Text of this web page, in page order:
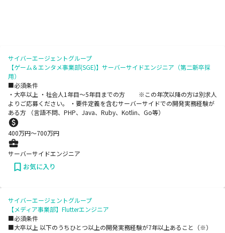
サイバーエージェントグループ
【ゲーム＆エンタメ事業部(SGE)】サーバーサイドエンジニア（第二新卒採
用）
■必須条件
・大卒以上 ・社会人1年目～5年目までの方 ※この年次以降の方は別求人
よりご応募ください。 ・要件定義を含むサーバーサイドでの開発実務経験が
ある方 （言語不問、PHP、Java、Ruby、Kotlin、Go等）
400万円〜700万円
サーバーサイドエンジニア
お気に入り
サイバーエージェントグループ
【メディア事業部】Flutterエンジニア
■必須条件
■大卒以上 以下のうちひとつ以上の開発実務経験が7年以上あること（※）